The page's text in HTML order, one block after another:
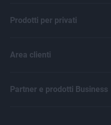
Prodotti per privati
Area clienti
Partner e prodotti Business